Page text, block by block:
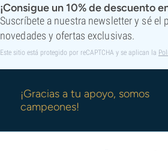
¡Consigue un 10% de descuento
Suscríbete a nuestra newsletter y sé el
novedades y ofertas exclusivas.
Este sitio está protegido por reCAPTCHA y se aplican la
¡Gracias a tu apoyo, somos
campeones!